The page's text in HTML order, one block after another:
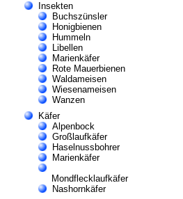
Insekten
Buchszünsler
Honigbienen
Hummeln
Libellen
Marienkäfer
Rote Mauerbienen
Waldameisen
Wiesenameisen
Wanzen
Käfer
Alpenbock
Großlaufkäfer
Haselnussbohrer
Marienkäfer
Mondflecklaufkäfer
Nashornkäfer